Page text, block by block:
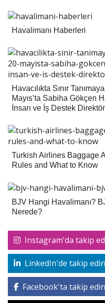
Havalimanı Haberleri
Havacılıkta Sınır
Mayıs’ta Sabiha Gökçen
İnsan ve İş Destek
Turkish Airlines Baggage
Rules and What to Know
BJV Hangi Havalimanı?
Nerede?
Instagram'da takip
LinkedIn'de takip edin
Facebook'ta takip edin